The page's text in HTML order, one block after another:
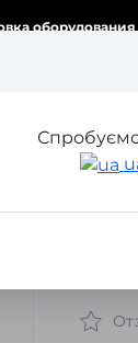
оборудования
Prado 150 AFS